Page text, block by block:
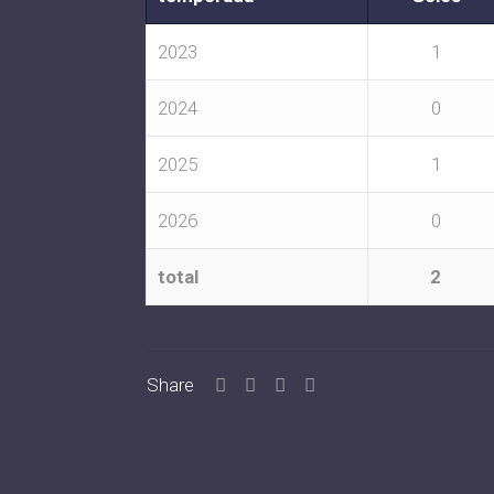
2023 1
2024 0
2025 1
2026 0
total 2
Share